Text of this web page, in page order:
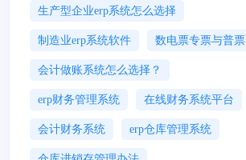
生产型企业erp系统怎么选择
制造业erp系统软件 数电票专票与普票
会计做账系统怎么选择？
erp财务管理系统 在线财务系统平台
会计财务系统 erp仓库管理系统